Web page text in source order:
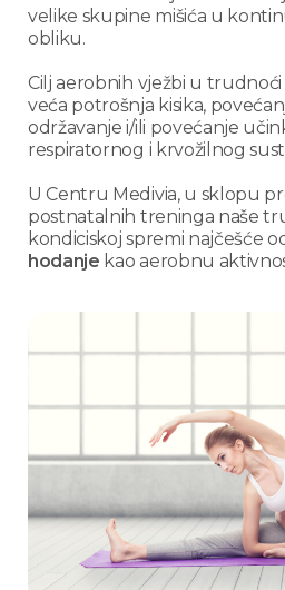
velike skupine mišića u
obliku.
Cilj aerobnih vježbi u
veća potrošnja kisika,
održavanje i/ili povećanje
respiratornog i krvožilnog
U Centru Medivia, u sklopu
postnatalnih treninga naše
kondiciskoj spremi najčešće
hodanje kao aerobnu